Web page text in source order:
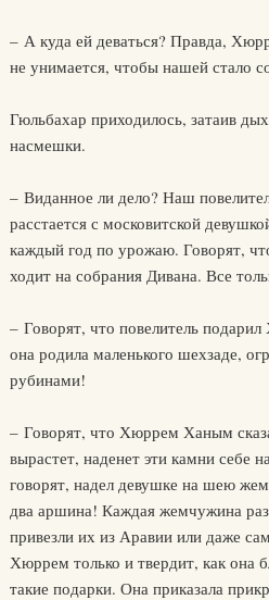
– А куда ей деваться? Правда,
не унимается, чтобы нашей стало
Гюльбахар приходилось, затаив
насмешки.
– Виданное ли дело? Наш
расстается с московитской
каждый год по урожаю. Говорят,
ходит на собрания Дивана. Все
– Говорят, что повелитель
она родила маленького шехзаде,
рубинами!
– Говорят, что Хюррем Ханым
вырастет, наденет эти камни себе
говорят, надел девушке на шею
два аршина! Каждая жемчужина
привезли их из Аравии или даже
Хюррем только и твердит, как она
такие подарки. Она приказала